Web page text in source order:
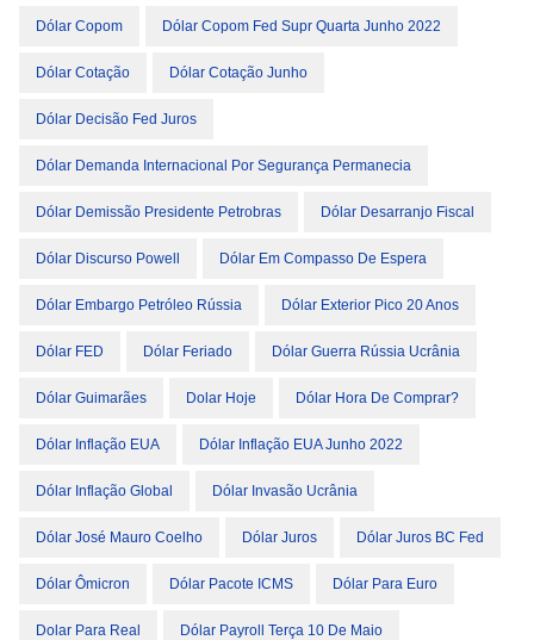
Dólar Copom Dólar Copom Fed Supr Quarta Junho 2022
Dólar Cotação Dólar Cotação Junho
Dólar Decisão Fed Juros
Dólar Demanda Internacional Por Segurança Permanecia
Dólar Demissão Presidente Petrobras Dólar Desarranjo Fiscal
Dólar Discurso Powell Dólar Em Compasso De Espera
Dólar Embargo Petróleo Rússia Dólar Exterior Pico 20 Anos
Dólar FED Dólar Feriado Dólar Guerra Rússia Ucrânia
Dólar Guimarães Dolar Hoje Dólar Hora De Comprar?
Dólar Inflação EUA Dólar Inflação EUA Junho 2022
Dólar Inflação Global Dólar Invasão Ucrânia
Dólar José Mauro Coelho Dólar Juros Dólar Juros BC Fed
Dólar Ômicron Dólar Pacote ICMS Dólar Para Euro
Dolar Para Real Dólar Payroll Terça 10 De Maio